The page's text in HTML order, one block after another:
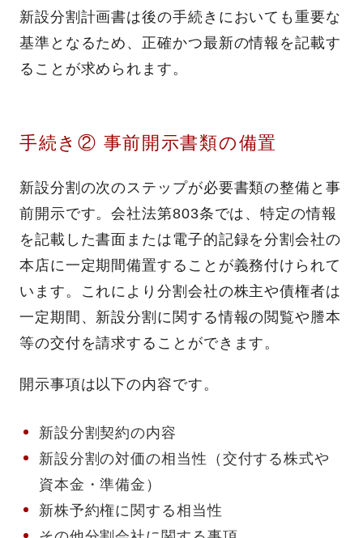
新設分割計画書は後の手続きにおいても重要な
基準となるため、正確かつ最新の情報を記載す
ることが求められます。
手続き② 事前開示書類の備置
新設分割の次のステップが必要書類の整備と事
前開示です。会社法第803条では、特定の情報
を記載した書面または電子的記録を分割会社の
本店に一定期間備置することが義務付けられて
います。これにより分割会社の株主や債権者は
一定期間、新設分割に関する情報の閲覧や謄本
等の交付を請求することができます。
開示事項は以下の内容です。
新設分割契約の内容
新設分割の対価の相当性（交付する株式や
資本金・準備金）
新株予約権に関する相当性